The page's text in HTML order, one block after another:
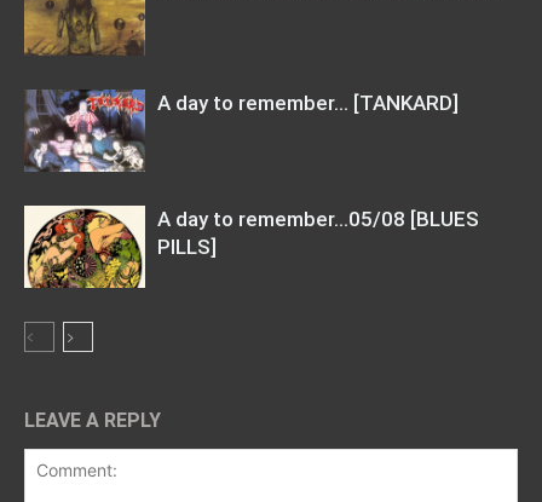
A day to remember… [TANKARD]
A day to remember…05/08 [BLUES
PILLS]
LEAVE A REPLY